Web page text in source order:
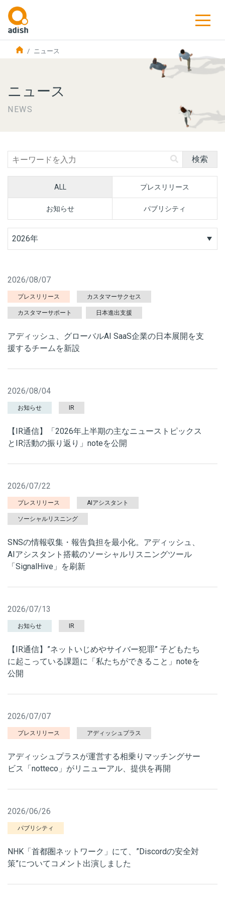
ニュース
ニュース
NEWS
検索
ALL プレスリリース
お知らせ パブリシティ
2026年
2026/08/07
プレスリリース カスタマーサクセス
カスタマーサポート 日本進出支援
アディッシュ、グローバルAI SaaS企業の日本展開を支
援するチームを新設
2026/08/04
お知らせ IR
【IR通信】「2026年上半期の主なニューストピックス
とIR活動の振り返り」noteを公開
2026/07/22
プレスリリース AIアシスタント
ソーシャルリスニング
SNSの情報収集・報告負担を最小化。アディッシュ、
AIアシスタント搭載のソーシャルリスニングツール
「SignalHive」を刷新
2026/07/13
お知らせ IR
【IR通信】”ネットいじめやサイバー犯罪” 子どもたち
に起こっている課題に「私たちができること」noteを
公開
2026/07/07
プレスリリース アディッシュプラス
アディッシュプラスが運営する相乗りマッチングサー
ビス「notteco」がリニューアル、提供を再開
2026/06/26
パブリシティ
NHK「首都圏ネットワーク」にて、”Discordの安全対
策”についてコメント出演しました